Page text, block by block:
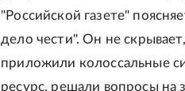
"Российской газете"
дело чести". Он не
приложили колоссальные
ресурс, решали вопросы на